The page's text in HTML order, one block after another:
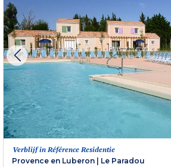
Verblijf in Référence Residentie
Provence en Luberon | Le Paradou